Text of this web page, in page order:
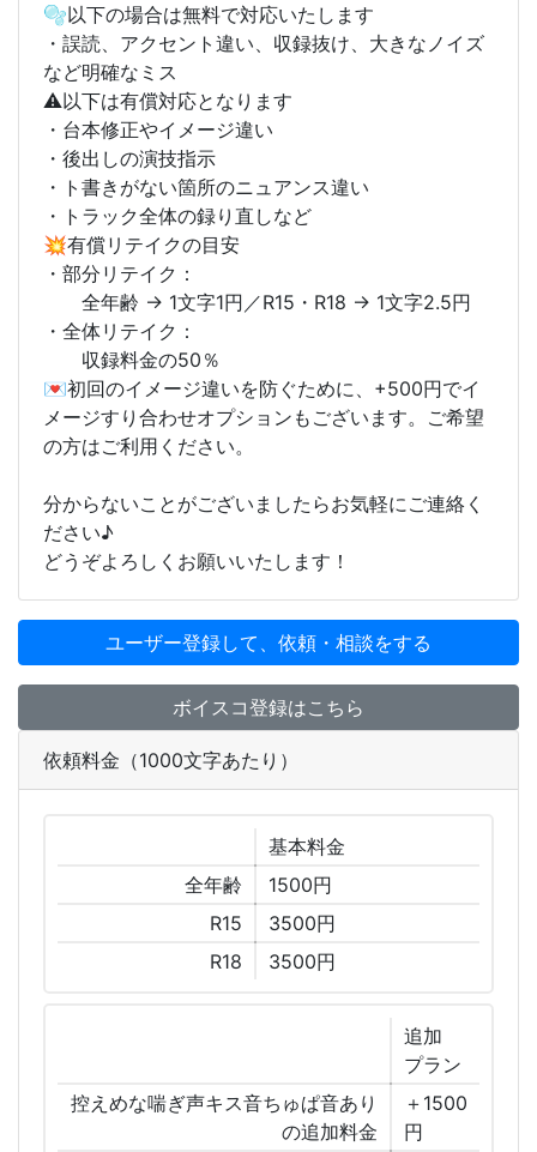
🫧以下の場合は無料で対応いたします
・誤読、アクセント違い、収録抜け、大きなノイズ
など明確なミス
⚠️以下は有償対応となります
・台本修正やイメージ違い
・後出しの演技指示
・ト書きがない箇所のニュアンス違い
・トラック全体の録り直しなど
💥有償リテイクの目安
・部分リテイク：
全年齢 → 1文字1円／R15・R18 → 1文字2.5円
・全体リテイク：
収録料金の50％
💌初回のイメージ違いを防ぐために、+500円でイ
メージすり合わせオプションもございます。ご希望
の方はご利用ください。
分からないことがございましたらお気軽にご連絡く
ださい♪
どうぞよろしくお願いいたします！
ユーザー登録して、依頼・相談をする
ボイスコ登録はこちら
依頼料金（1000文字あたり）
基本料金
全年齢
1500円
R15
3500円
R18
3500円
追加
プラン
控えめな喘ぎ声キス音ちゅぱ音あり
の追加料金
＋1500
円